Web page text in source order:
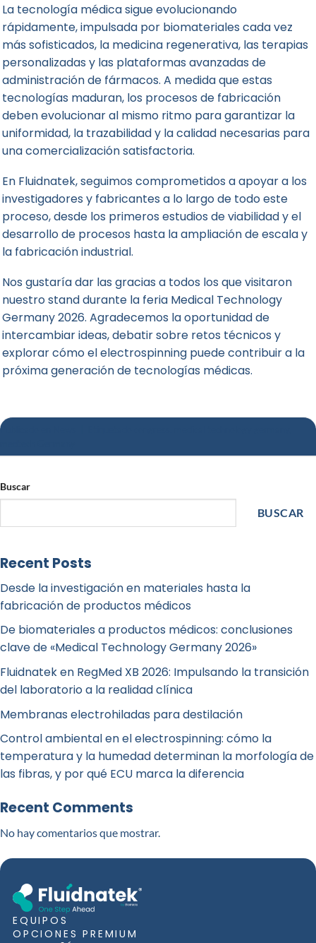
La tecnología médica sigue evolucionando
rápidamente, impulsada por biomateriales cada vez
más sofisticados, la medicina regenerativa, las terapias
personalizadas y las plataformas avanzadas de
administración de fármacos. A medida que estas
tecnologías maduran, los procesos de fabricación
deben evolucionar al mismo ritmo para garantizar la
uniformidad, la trazabilidad y la calidad necesarias para
una comercialización satisfactoria.
En Fluidnatek, seguimos comprometidos a apoyar a los
investigadores y fabricantes a lo largo de todo este
proceso, desde los primeros estudios de viabilidad y el
desarrollo de procesos hasta la ampliación de escala y
la fabricación industrial.
Nos gustaría dar las gracias a todos los que visitaron
nuestro stand durante la feria Medical Technology
Germany 2026. Agradecemos la oportunidad de
intercambiar ideas, debatir sobre retos técnicos y
explorar cómo el electrospinning puede contribuir a la
próxima generación de tecnologías médicas.
Publicado en
Buscar
BUSCAR
Recent Posts
Desde la investigación en materiales hasta la
fabricación de productos médicos
De biomateriales a productos médicos: conclusiones
clave de «Medical Technology Germany 2026»
Fluidnatek en RegMed XB 2026: Impulsando la transición
del laboratorio a la realidad clínica
Membranas electrohiladas para destilación
Control ambiental en el electrospinning: cómo la
temperatura y la humedad determinan la morfología de
las fibras, y por qué ECU marca la diferencia
Recent Comments
No hay comentarios que mostrar.
EQUIPOS
OPCIONES PREMIUM